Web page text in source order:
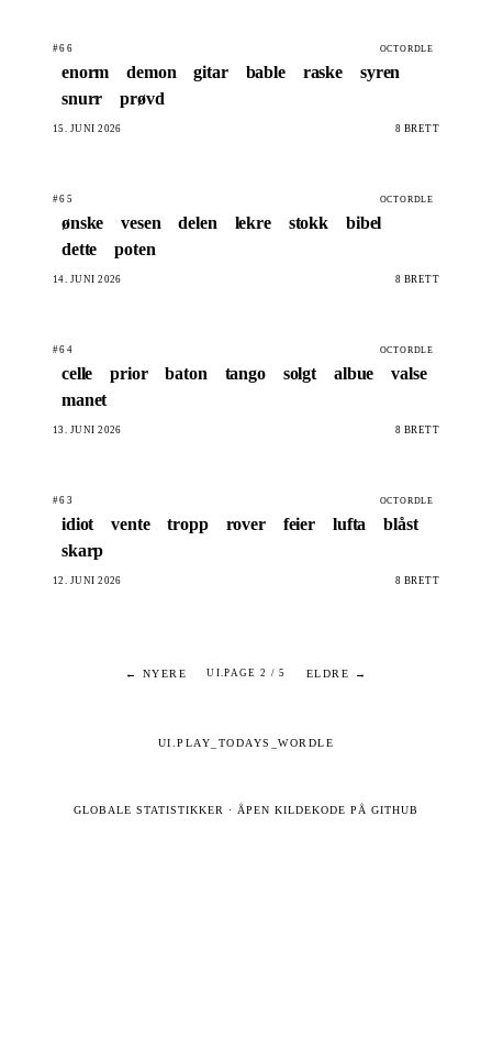
#66 OCTORDLE
enorm demon gitar bable raske
syren
snurr
prøvd
15. JUNI 2026 8 BRETT
#65 OCTORDLE
ønske vesen delen lekre stokk
bibel
dette
poten
14. JUNI 2026 8 BRETT
#64 OCTORDLE
celle prior baton tango solgt albue
valse
manet
13. JUNI 2026 8 BRETT
#63 OCTORDLE
idiot vente tropp rover feier lufta
blåst
skarp
12. JUNI 2026 8 BRETT
← NYERE UI.PAGE 2 / 5 ELDRE →
UI.PLAY_TODAYS_WORDLE
GLOBALE STATISTIKKER · ÅPEN KILDEKODE PÅ GITHUB